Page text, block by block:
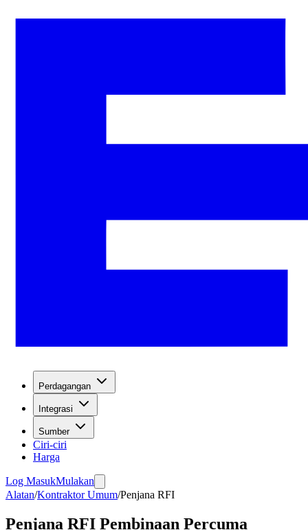
Perdagangan
Integrasi
Sumber
Ciri-ciri
Harga
Log MasukMulakan
Alatan/Kontraktor Umum/Penjana RFI
Penjana RFI Pembinaan Percuma